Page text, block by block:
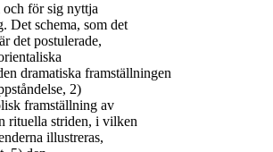
och för sig nyttja
Det schema, som det
det postulerade,
dramatiska framställningen
2)
framställning av
rituella striden, i vilken
illustreras,